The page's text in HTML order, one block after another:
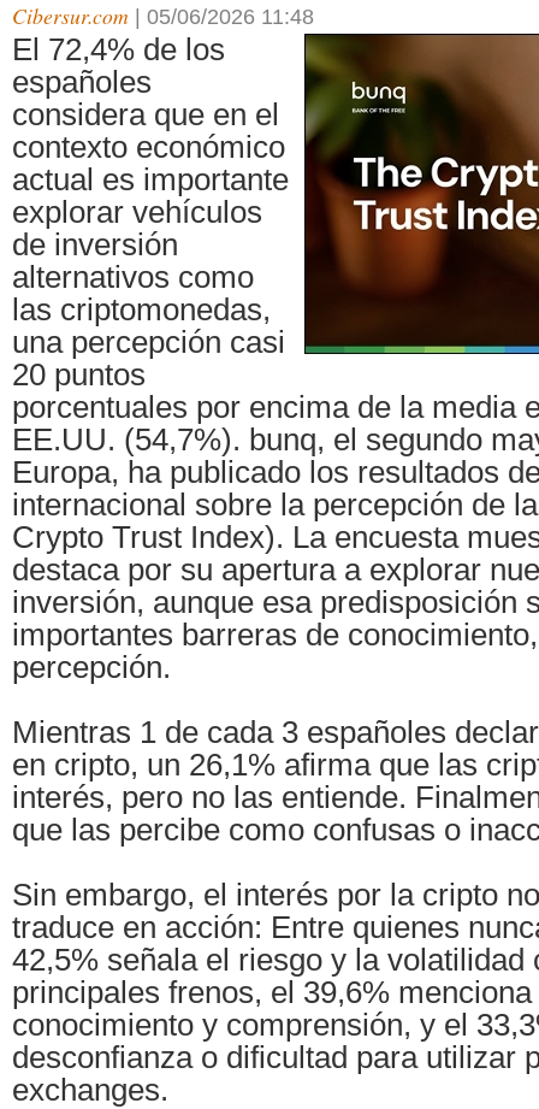
Cibersur.com 05/06/2026 11:48
El 72,4% de los
españoles
considera que en el
contexto económico
actual es importante
explorar vehículos
de inversión
alternativos como
las criptomonedas,
una percepción casi
20 puntos
porcentuales por encima de la media
EE.UU. (54,7%). bunq, el segundo
Europa, ha publicado los resultados
internacional sobre la percepción de
Crypto Trust Index). La encuesta
destaca por su apertura a explorar
inversión, aunque esa predisposición
importantes barreras de
percepción.
Mientras 1 de cada 3 españoles
en cripto, un 26,1% afirma que las
interés, pero no las entiende.
que las percibe como confusas o
Sin embargo, el interés por la cripto
traduce en acción: Entre quienes
42,5% señala el riesgo y la volatilidad
principales frenos, el 39,6%
conocimiento y comprensión, y el
desconfianza o dificultad para utilizar
exchanges.